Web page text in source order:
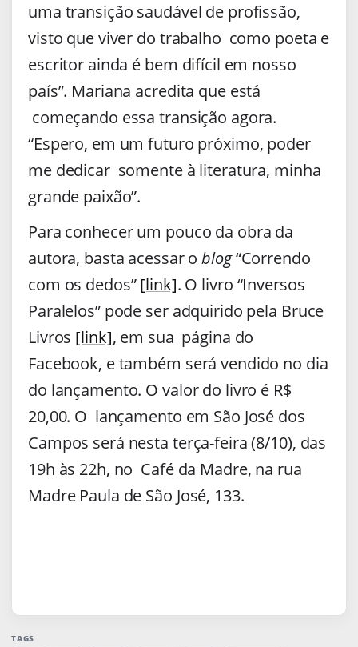
uma transição saudável de profissão,
visto que viver do trabalho como poeta e
escritor ainda é bem difícil em nosso
país”. Mariana acredita que está
começando essa transição agora.
“Espero, em um futuro próximo, poder
me dedicar somente à literatura, minha
grande paixão”.
Para conhecer um pouco da obra da
autora, basta acessar oblog“Correndo
com os dedos”[link]. O livro “Inversos
Paralelos” pode ser adquirido pela Bruce
Livros [link], em sua página do
Facebook, e também será vendido no dia
do lançamento. O valor do livro é R$
20,00. O lançamento em São José dos
Campos será nesta terça-feira (8/10), das
19h às 22h, no Café da Madre, na rua
Madre Paula de São José, 133.
TAGS